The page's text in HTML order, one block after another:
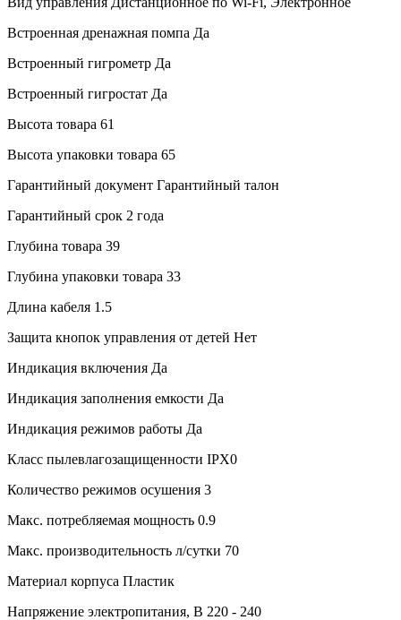
Встроенная дренажная помпа Да
Встроенный гигрометр Да
Встроенный гигростат Да
Высота товара 61
Высота упаковки товара 65
Гарантийный документ Гарантийный талон
Гарантийный срок 2 года
Глубина товара 39
Глубина упаковки товара 33
Длина кабеля 1.5
Защита кнопок управления от детей Нет
Индикация включения Да
Индикация заполнения емкости Да
Индикация режимов работы Да
Класс пылевлагозащищенности IPX0
Количество режимов осушения 3
Макс. потребляемая мощность 0.9
Макс. производительность л/сутки 70
Материал корпуса Пластик
Напряжение электропитания, В 220 - 240